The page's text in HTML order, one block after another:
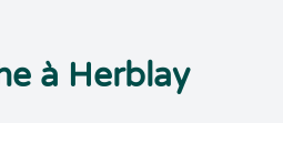
à Herblay